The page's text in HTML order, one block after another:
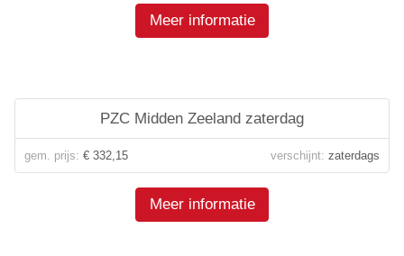
Meer informatie
PZC Midden Zeeland zaterdag
gem. prijs: € 332,15 verschijnt: zaterdags
Meer informatie